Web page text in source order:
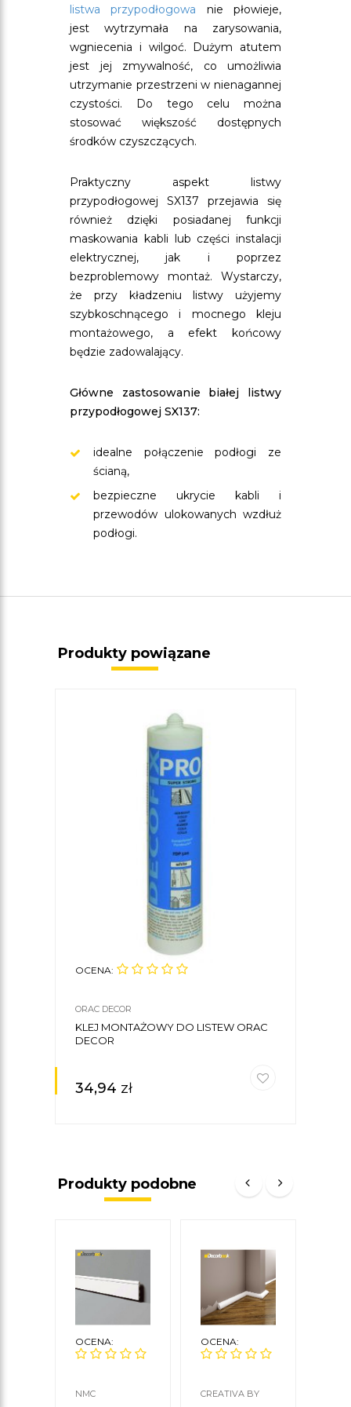
listwa przypodłogowa nie płowieje,
jest wytrzymała na zarysowania,
wgniecenia i wilgoć. Dużym atutem
jest jej zmywalność, co umożliwia
utrzymanie przestrzeni w nienagannej
czystości. Do tego celu można
stosować większość dostępnych
środków czyszczących.
Praktyczny aspekt listwy
przypodłogowej SX137 przejawia się
również dzięki posiadanej funkcji
maskowania kabli lub części instalacji
elektrycznej, jak i poprzez
bezproblemowy montaż. Wystarczy,
że przy kładzeniu listwy użyjemy
szybkoschnącego i mocnego kleju
montażowego, a efekt końcowy
będzie zadowalający.
Główne zastosowanie białej listwy
przypodłogowej SX137:
idealne połączenie podłogi ze
ścianą,
bezpieczne ukrycie kabli i
przewodów ulokowanych wzdłuż
podłogi.
Produkty powiązane
OCENA:
ORAC DECOR
KLEJ MONTAŻOWY DO LISTEW ORAC
DECOR
34,94 zł
Produkty podobne
OCENA:
NMC
OCENA:
CREATIVA BY